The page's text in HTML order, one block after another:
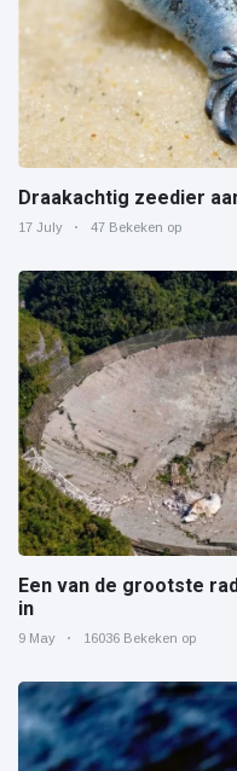
Draakachtig zeedier
17 July 47 Bekeken op
Een van de grootste
in
9 May 16036 Bekeken op